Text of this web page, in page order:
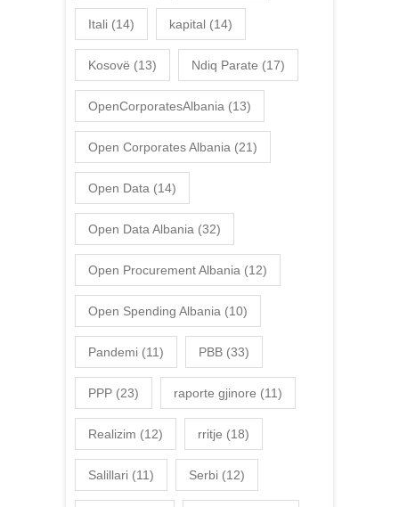
Itali (14) kapital (14)
Kosovë (13) Ndiq Parate (17)
OpenCorporatesAlbania (13)
Open Corporates Albania (21)
Open Data (14)
Open Data Albania (32)
Open Procurement Albania (12)
Open Spending Albania (10)
Pandemi (11) PBB (33)
PPP (23) raporte gjinore (11)
Realizim (12) rritje (18)
Salillari (11) Serbi (12)